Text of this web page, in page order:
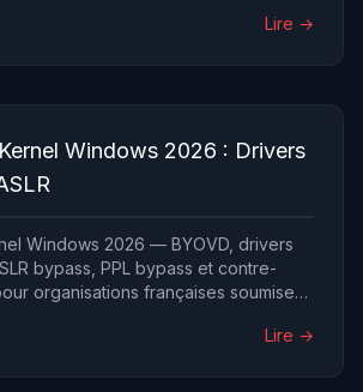
Lire →
Windows 2026 : Drivers
Windows 2026 — BYOVD, drivers
bypass, PPL bypass et contre-
organisations françaises soumises
Lire →